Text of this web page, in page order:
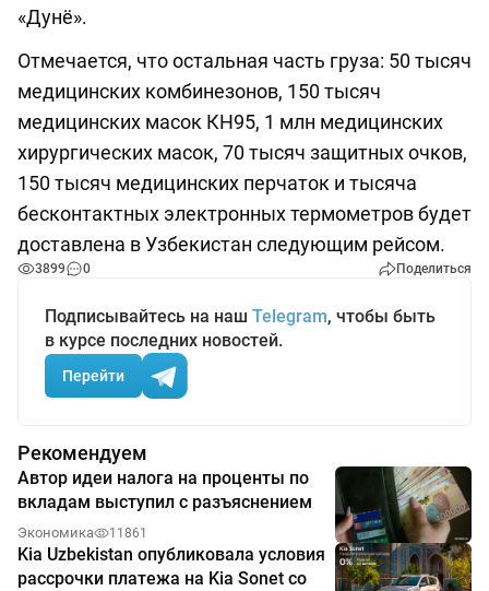
«Дунё».
Отмечается, что остальная часть груза: 50 тысяч
медицинских комбинезонов, 150 тысяч
медицинских масок КН95, 1 млн медицинских
хирургических масок, 70 тысяч защитных очков,
150 тысяч медицинских перчаток и тысяча
бесконтактных электронных термометров будет
доставлена в Узбекистан следующим рейсом.
3899 0 Поделиться
Подписывайтесь на наш Telegram, чтобы быть
в курсе последних новостей.
Перейти
Рекомендуем
Автор идеи налога на проценты по
вкладам выступил с разъяснением
Экономика 11861
Kia Uzbekistan опубликовала условия
рассрочки платежа на Kia Sonet со